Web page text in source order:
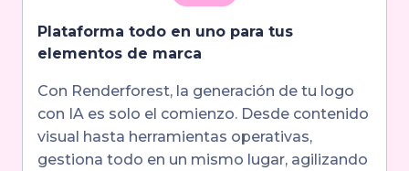
Plataforma todo en uno para tus
elementos de marca
Con Renderforest, la generación de tu logo
con IA es solo el comienzo. Desde contenido
visual hasta herramientas operativas,
gestiona todo en un mismo lugar, agilizando